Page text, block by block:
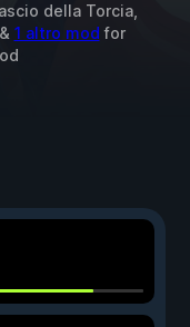
della Torcia,
1 altro mod for